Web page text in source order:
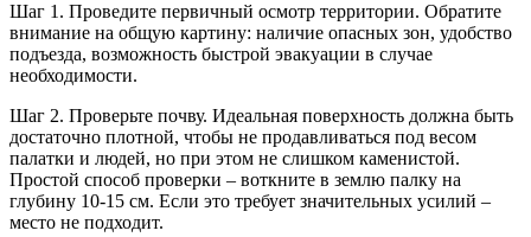
Шаг 1. Проведите первичный осмотр территории. Обратите
внимание на общую картину: наличие опасных зон, удобство
подъезда, возможность быстрой эвакуации в случае
необходимости.
Шаг 2. Проверьте почву. Идеальная поверхность должна быть
достаточно плотной, чтобы не продавливаться под весом
палатки и людей, но при этом не слишком каменистой.
Простой способ проверки – воткните в землю палку на
глубину 10-15 см. Если это требует значительных усилий –
место не подходит.